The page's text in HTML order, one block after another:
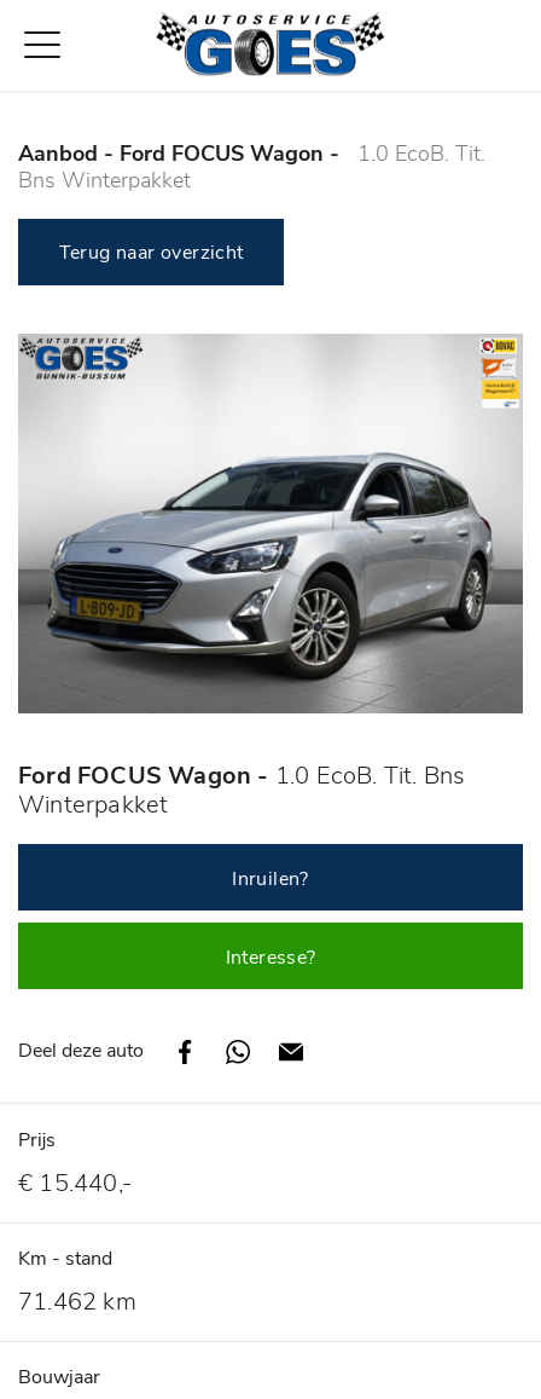
Aanbod - Ford FOCUS Wagon -
1.0 EcoB. Tit.
Bns Winterpakket
Terug naar overzicht
Ford FOCUS Wagon - 1.0 EcoB. Tit. Bns
Winterpakket
Inruilen?
Interesse?
Deel deze auto
Prijs
€ 15.440,-
Km - stand
71.462 km
Bouwjaar